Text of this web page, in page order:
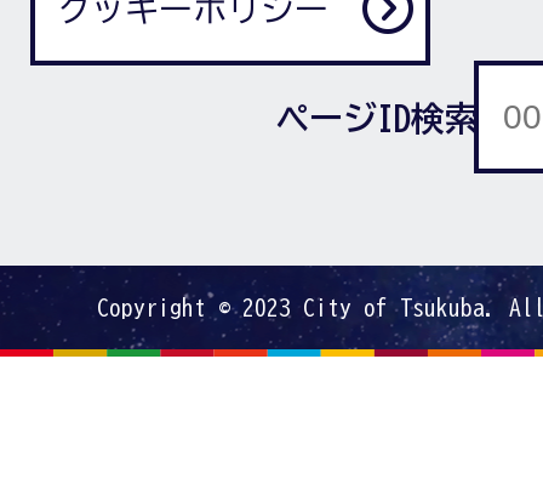
クッキーポリシー
ページID検索
Copyright © 2023 City of Tsukuba.